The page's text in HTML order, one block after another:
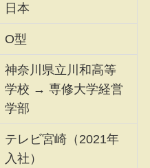
日本
O型
神奈川県立川和高等
学校 → 専修大学経営
学部
テレビ宮崎（2021年
入社）